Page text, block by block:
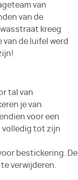
van
van de
kreeg
van de luifel werd
tal van
je van
voor een
volledig tot zijn
bestickering. De
verwijderen.